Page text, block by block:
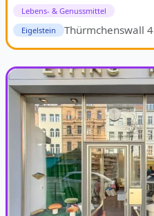
Lebens- & Genussmittel
Eigelstein
Thürmchenswall 4